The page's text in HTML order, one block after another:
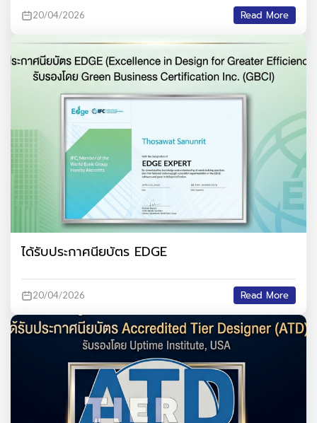
20/04/2026 Read More
ได้รับประกาศนียบัตร EDGE
20/04/2026 Read More